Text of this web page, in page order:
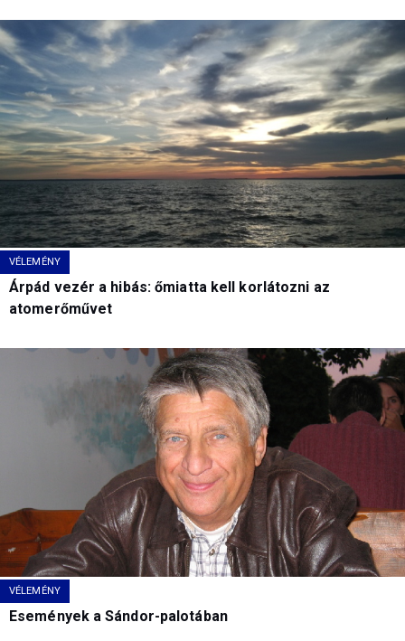
VÉLEMÉNY
Árpád vezér a hibás: őmiatta kell korlátozni az
atomerőművet
VÉLEMÉNY
Események a Sándor-palotában